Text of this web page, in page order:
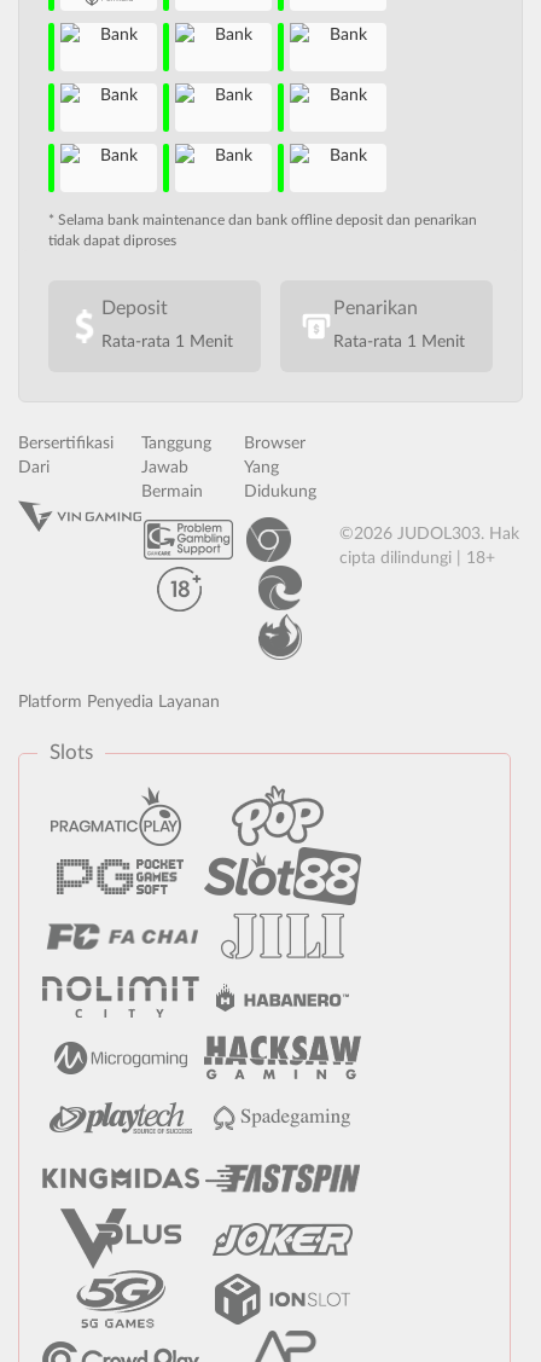
* Selama bank maintenance dan bank offline deposit dan penarikan
tidak dapat diproses
Deposit
Rata-rata 1 Menit
Penarikan
Rata-rata 1 Menit
Bersertifikasi
Dari
Tanggung
Jawab
Bermain
Browser
Yang
Didukung
©2026 JUDOL303. Hak
cipta dilindungi | 18+
Platform Penyedia Layanan
Slots